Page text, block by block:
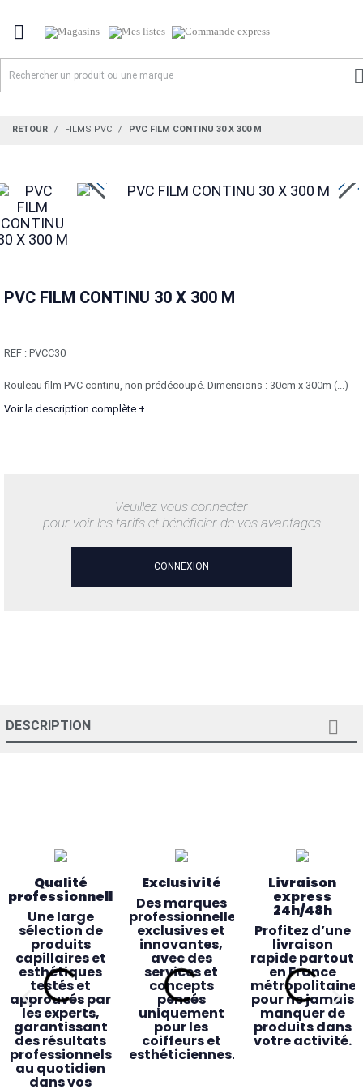

RETOUR FILMS PVC PVC FILM CONTINU 30 X 300 M
PVC FILM CONTINU 30 X 300 M
REF : PVCC30
Rouleau film PVC continu, non prédécoupé. Dimensions : 30cm x 300m (...)
Voir la description complète +
Veuillez vous connecter
pour voir les tarifs et bénéficier de vos avantages
CONNEXION
DESCRIPTION 
Qualité
professionnelle
Une large
sélection de
produits
capillaires et
esthétiques
testés et
approuvés par
les experts,
garantissant
des résultats
professionnels
au quotidien
dans vos
Exclusivité
Des marques
professionnelles
exclusives et
innovantes,
avec des
services et
concepts
pensés
uniquement
pour les
coiffeurs et
esthéticiennes.
Livraison
express
24h/48h
Profitez d’une
livraison
rapide partout
en France
métropolitaine
pour ne jamais
manquer de
produits dans
votre activité.